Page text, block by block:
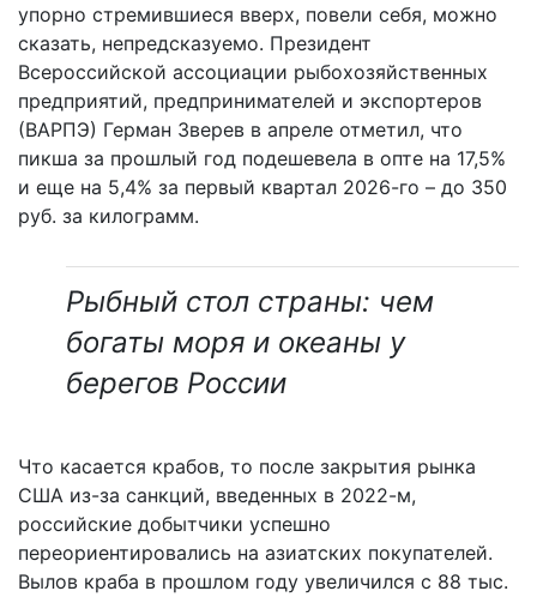
упорно стремившиеся вверх, повели себя, можно
сказать, непредсказуемо. Президент
Всероссийской ассоциации рыбохозяйственных
предприятий, предпринимателей и экспортеров
(ВАРПЭ) Герман Зверев в апреле отметил, что
пикша за прошлый год подешевела в опте на 17,5%
и еще на 5,4% за первый квартал 2026-го – до 350
руб. за килограмм.
Рыбный стол страны: чем
богаты моря и океаны у
берегов России
Что касается крабов, то после закрытия рынка
США из-за санкций, введенных в 2022-м,
российские добытчики успешно
переориентировались на азиатских покупателей.
Вылов краба в прошлом году увеличился с 88 тыс.